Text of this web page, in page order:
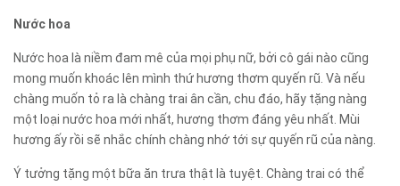
Nước hoa
Nước hoa là niềm đam mê của mọi phụ nữ, bởi cô gái nào cũng
mong muốn khoác lên mình thứ hương thơm quyến rũ. Và nếu
chàng muốn tỏ ra là chàng trai ân cần, chu đáo, hãy tặng nàng
một loại nước hoa mới nhất, hương thơm đáng yêu nhất. Mùi
hương ấy rồi sẽ nhắc chính chàng nhớ tới sự quyến rũ của nàng.
Ý tưởng tặng một bữa ăn trưa thật là tuyệt. Chàng trai có thể